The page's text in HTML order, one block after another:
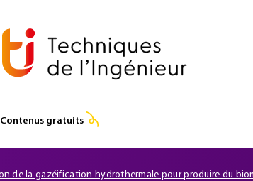
Contenus gratuits
de la gazéification hydrothermale pour produire du